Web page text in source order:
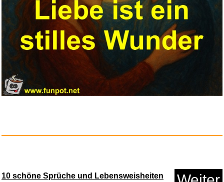
Mental Might: Control Fight - ...
Anzeige
10 schöne Sprüche und Lebensweisheiten